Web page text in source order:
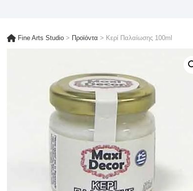
Fine Arts Studio > Προϊόντα > Κερί Παλαίωσης 100ml